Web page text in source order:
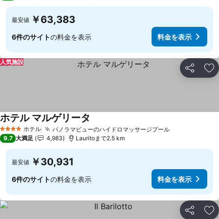
最安値 ￥63,383
6件のサイトの料金を表示 料金を表示
シェア お
人気施設
4 ホテルのランク
ホテル パノラマビューのハイドロマッサージプール
ホテル マルゲリータ
9.7 大満足 4,983 Lauritoまで2.5 km
最安値 ￥30,931
6件のサイトの料金を表示 料金を表示
シェア お